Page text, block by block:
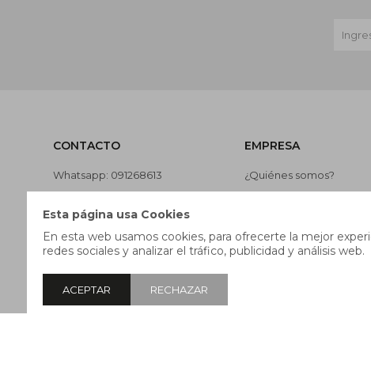
Esta página usa Cookies
En esta web usamos cookies, para ofrecerte la mejor
redes sociales y analizar el tráfico, publicidad y análisis web.
ACEPTAR RECHAZAR
CONTACTO
Whatsapp: 091268613
Lunes a jueves de 9:00 a 13:00 y
de 14:00 a 17:45, viernes de 9:30
a 13:00 y de 14:00 a 17:45.
EMPRESA
¿Quiénes somos?
Nuestras tiendas